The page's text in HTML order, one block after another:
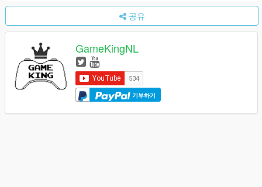
공유
GameKingNL
기부하기